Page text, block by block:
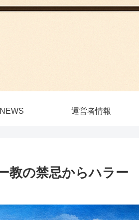
運営者情報
教の禁忌からハラー